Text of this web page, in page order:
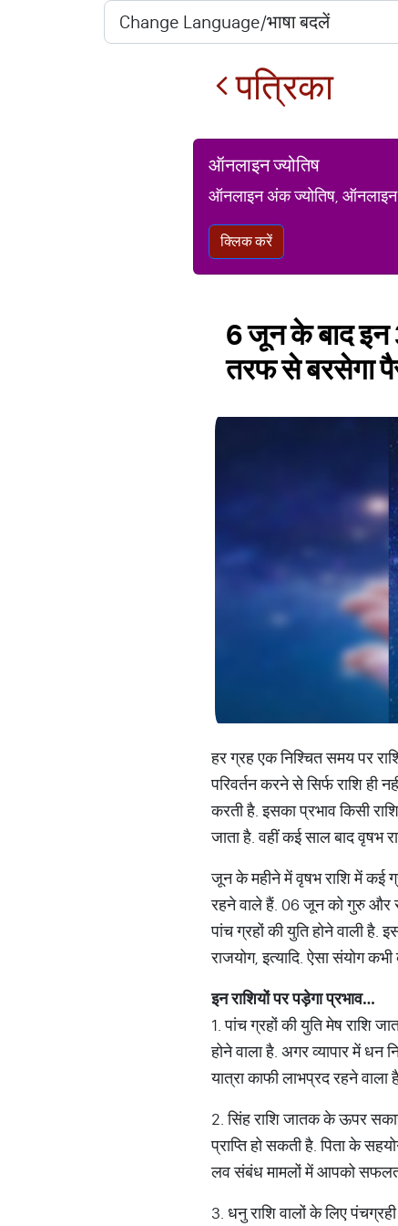
पत्रिका
ऑनलाइन ज्योतिष
ऑनलाइन अंक ज्योतिष, ऑनलाइन
क्लिक करें
6 जून के बाद इन
तरफ से बरसेगा
हर ग्रह एक निश्चित समय पर
परिवर्तन करने से सिर्फ राशि ही
करती है. इसका प्रभाव किसी
जाता है. वहीं कई साल बाद वृषभ
जून के महीने में वृषभ राशि में कई
रहने वाले हैं. 06 जून को गुरु और
पांच ग्रहों की युति होने वाली है.
राजयोग, इत्यादि. ऐसा संयोग
इनराशियोंपरपड़ेगाप्रभाव…
1. पांच ग्रहों की युति मेष राशि
होने वाला है. अगर व्यापार में
यात्रा काफी लाभप्रद रहने वाला
2. सिंह राशि जातक के ऊपर
प्राप्ति हो सकती है. पिता के
लव संबंध मामलों में आपको
3. धनु राशि वालों के लिए